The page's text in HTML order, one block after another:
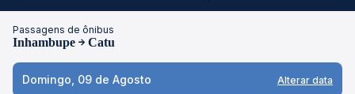
Passagens de ônibus
Inhambupe Catu
Domingo, 09 de Agosto Alterar data